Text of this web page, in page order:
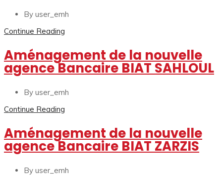
By user_emh
Continue Reading
Aménagement de la nouvelle
agence Bancaire BIAT SAHLOUL
By user_emh
Continue Reading
Aménagement de la nouvelle
agence Bancaire BIAT ZARZIS
By user_emh